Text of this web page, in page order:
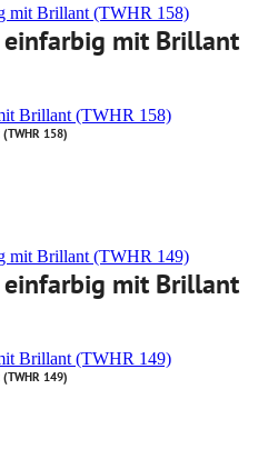
mit Brillant
Brillant (TWHR 158)
158)
mit Brillant
Brillant (TWHR 149)
149)